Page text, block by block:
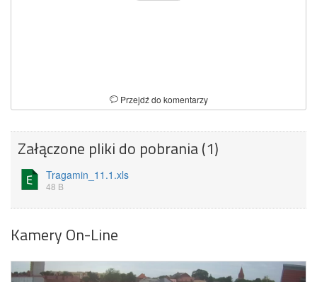
Przejdź do komentarzy
Załączone pliki do pobrania (1)
Tragamin_11.1.xls
48 B
Kamery On-Line